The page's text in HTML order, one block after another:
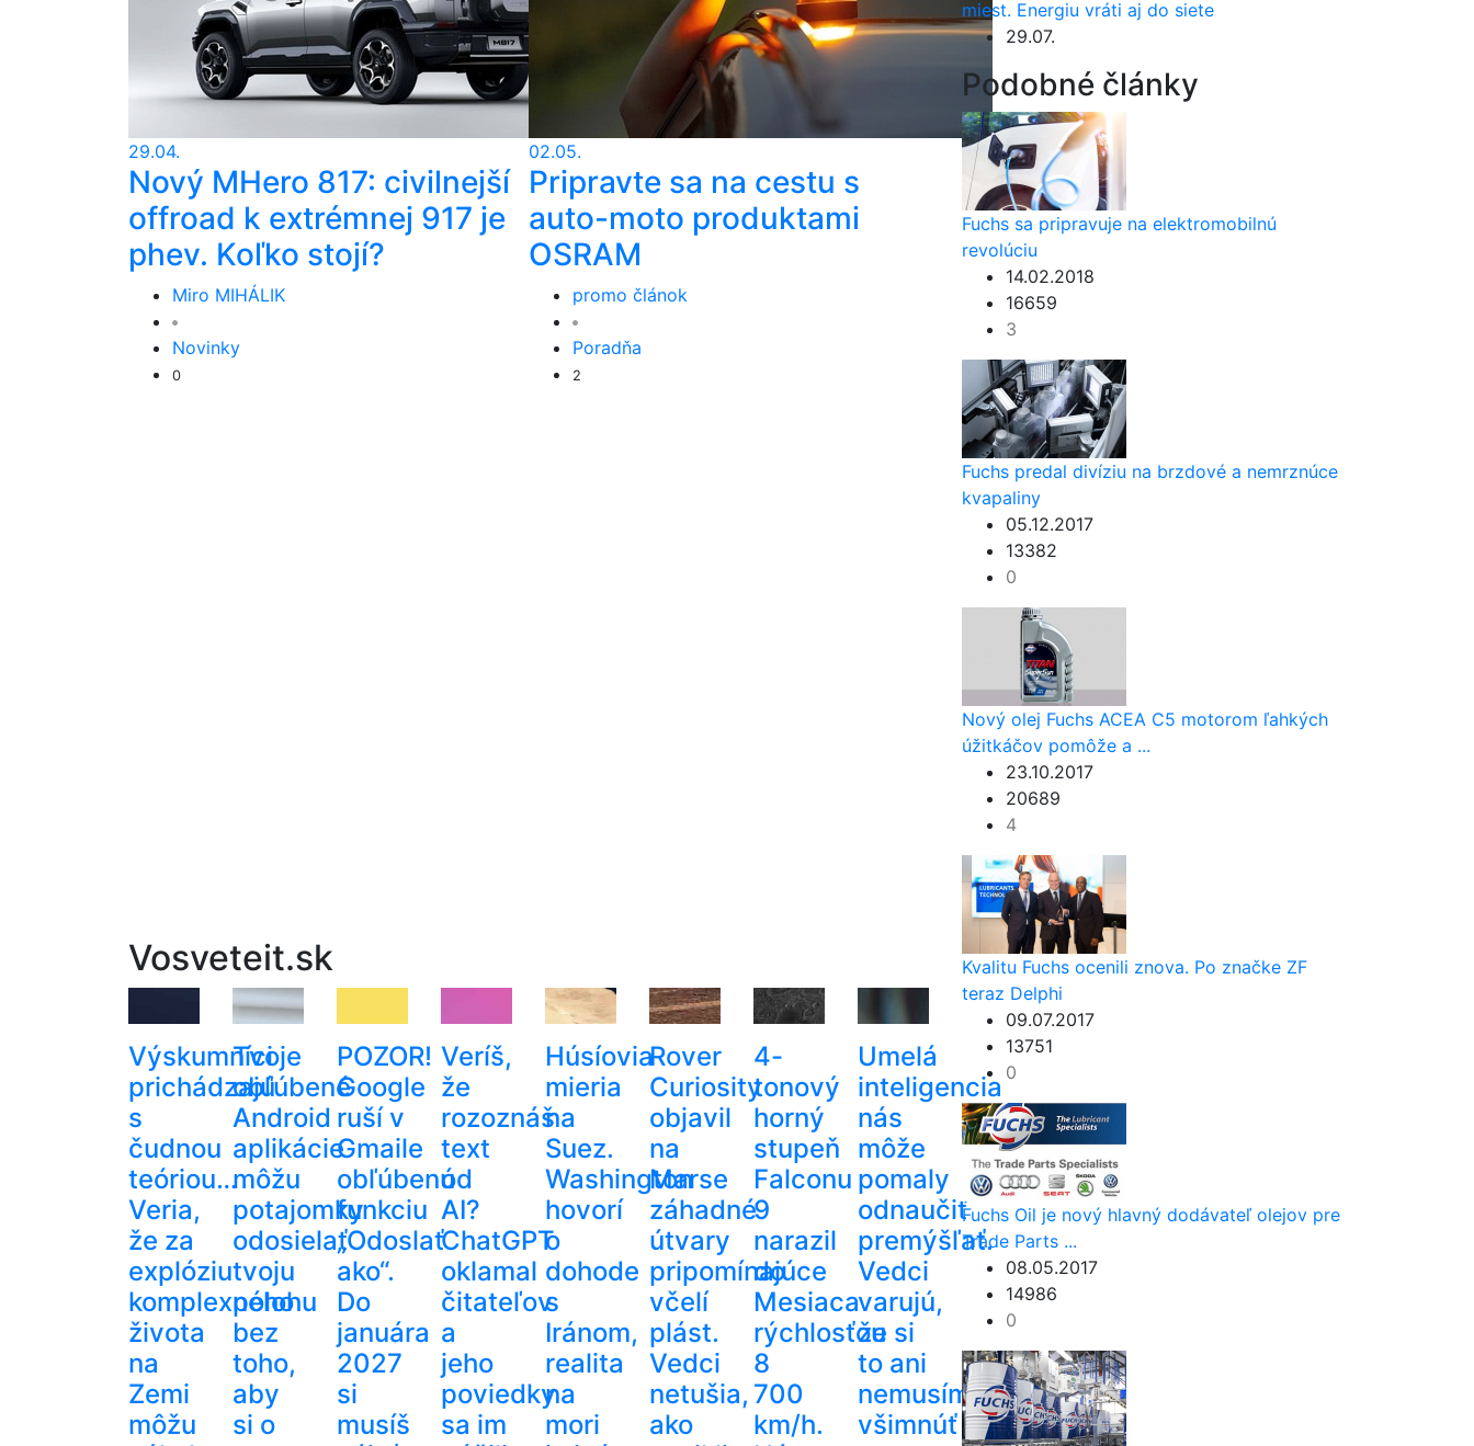
29.04.
Nový MHero 817: civilnejší
offroad k extrémnej 917 je
phev. Koľko stojí?
Miro MIHÁLIK
Novinky
0
02.05.
Pripravte sa na cestu s
auto-moto produktami
OSRAM
promo článok
Poradňa
2
Vosveteit.sk
Výskumníci
prichádzajú
s
čudnou
teóriou…
Veria,
že za
explóziu
komplexného
života
na
Zemi
môžu
Tvoje
obľúbené
Android
aplikácie
môžu
potajomky
odosielať
tvoju
polohu
bez
toho,
aby
si o
POZOR!
Google
ruší v
Gmaile
obľúbenú
funkciu
„Odoslať
ako“.
Do
januára
2027
si
musíš
Veríš,
že
rozoznáš
text
od
AI?
ChatGPT
oklamal
čitateľov
a
jeho
poviedky
sa im
Húsíovia
mieria
na
Suez.
Washington
hovorí
o
dohode
s
Iránom,
realita
na
mori
Rover
Curiosity
objavil
na
Marse
záhadné
útvary
pripomínajúce
včelí
plást.
Vedci
netušia,
ako
4-
tonový
horný
stupeň
Falconu
9
narazil
do
Mesiaca
rýchlosťou
8
700
km/h.
Umelá
inteligencia
nás
môže
pomaly
odnaučiť
premýšľať.
Vedci
varujú,
že si
to ani
nemusíme
všimnúť
miest. Energiu vráti aj do siete
29.07.
Podobné články
Fuchs sa pripravuje na elektromobilnú
revolúciu
14.02.2018
16659
3
Fuchs predal divíziu na brzdové a nemrznúce
kvapaliny
05.12.2017
13382
0
Nový olej Fuchs ACEA C5 motorom ľahkých
úžitkáčov pomôže a ...
23.10.2017
20689
4
Kvalitu Fuchs ocenili znova. Po značke ZF
teraz Delphi
09.07.2017
13751
0
Fuchs Oil je nový hlavný dodávateľ olejov pre
Trade Parts ...
08.05.2017
14986
0